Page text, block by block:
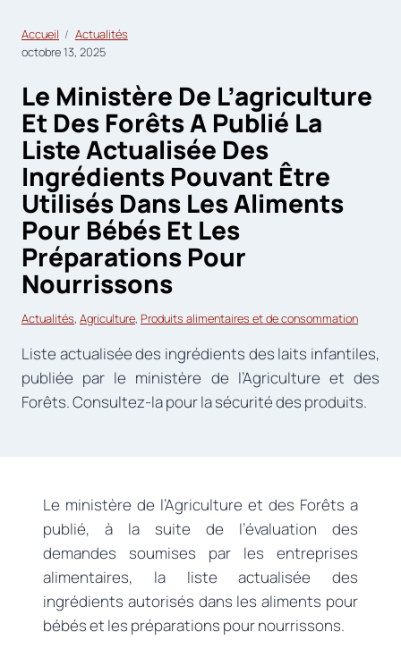
Accueil
Actualités
octobre 13, 2025
Le Ministère De L’agriculture
Et Des Forêts A Publié La
Liste Actualisée Des
Ingrédients Pouvant Être
Utilisés Dans Les Aliments
Pour Bébés Et Les
Préparations Pour
Nourrissons
Actualités, Agriculture, Produits alimentaires et de consommation
Liste actualisée des ingrédients des laits infantiles,
publiée par le ministère de l’Agriculture et des
Forêts. Consultez-la pour la sécurité des produits.
Le ministère de l’Agriculture et des Forêts a
publié, à la suite de l’évaluation des
demandes soumises par les entreprises
alimentaires, la liste actualisée des
ingrédients autorisés dans les aliments pour
bébés et les préparations pour nourrissons.